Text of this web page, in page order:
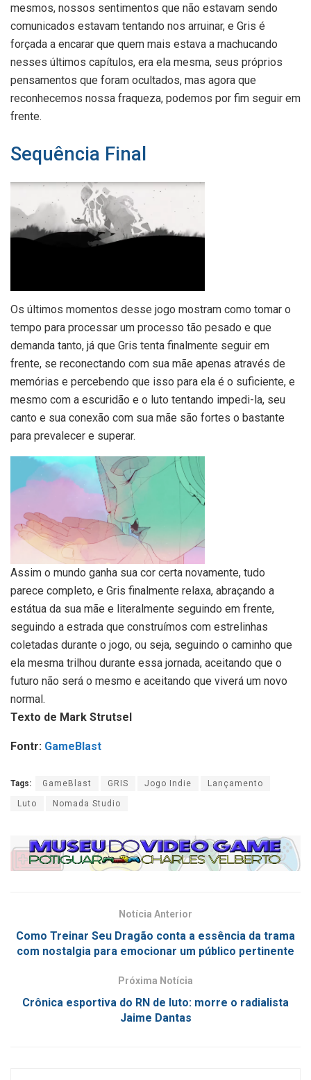
mesmos, nossos sentimentos que não estavam sendo
comunicados estavam tentando nos arruinar, e Gris é
forçada a encarar que quem mais estava a machucando
nesses últimos capítulos, era ela mesma, seus próprios
pensamentos que foram ocultados, mas agora que
reconhecemos nossa fraqueza, podemos por fim seguir em
frente.
Sequência Final
Os últimos momentos desse jogo mostram como tomar o
tempo para processar um processo tão pesado e que
demanda tanto, já que Gris tenta finalmente seguir em
frente, se reconectando com sua mãe apenas através de
memórias e percebendo que isso para ela é o suficiente, e
mesmo com a escuridão e o luto tentando impedi-la, seu
canto e sua conexão com sua mãe são fortes o bastante
para prevalecer e superar.
Assim o mundo ganha sua cor certa novamente, tudo
parece completo, e Gris finalmente relaxa, abraçando a
estátua da sua mãe e literalmente seguindo em frente,
seguindo a estrada que construímos com estrelinhas
coletadas durante o jogo, ou seja, seguindo o caminho que
ela mesma trilhou durante essa jornada, aceitando que o
futuro não será o mesmo e aceitando que viverá um novo
normal.
Texto de Mark Strutsel
Fontr: GameBlast
Tags: GameBlast GRIS Jogo Indie Lançamento
Luto Nomada Studio
Notícia Anterior
Como Treinar Seu Dragão conta a essência da trama
com nostalgia para emocionar um público pertinente
Próxima Notícia
Crônica esportiva do RN de luto: morre o radialista
Jaime Dantas